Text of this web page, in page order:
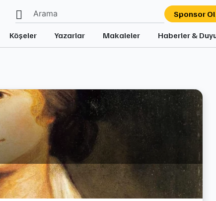
Sponsor Ol
Köşeler Yazarlar Makaleler Haberler &